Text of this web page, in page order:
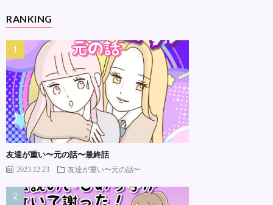
RANKING
友達が重い〜元の話〜最終話
2023.12.23 友達が重い〜元の話〜